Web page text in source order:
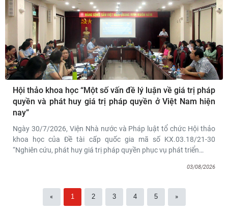
Hội thảo khoa học “Một số vấn đề lý luận về giá trị pháp
quyền và phát huy giá trị pháp quyền ở Việt Nam hiện
nay”
Ngày 30/7/2026, Viện Nhà nước và Pháp luật tổ chức Hội thảo
khoa học của Đề tài cấp quốc gia mã số KX.03.18/21-30
“Nghiên cứu, phát huy giá trị pháp quyền phục vụ phát triển…
03/08/2026
« 1 2 3 4 5 »
việc với Tiểu ban Văn hóa - Xã hội - Văn học,